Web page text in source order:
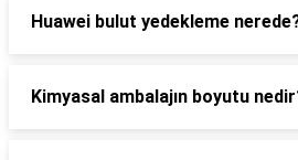
Huawei bulut yedekleme
Kimyasal ambalajın boyutu